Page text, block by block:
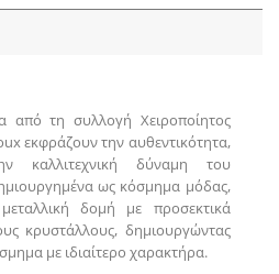
από τη συλλογή Χειροποίητος
εκφράζουν την αυθεντικότητα,
καλλιτεχνική δύναμη του
ως κόσμημα μόδας,
δομή με προσεκτικά
κρυστάλλους, δημιουργώντας
με ιδιαίτερο χαρακτήρα.